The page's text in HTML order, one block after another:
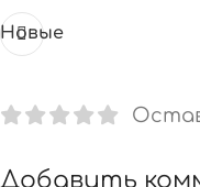
Новые
Добавить